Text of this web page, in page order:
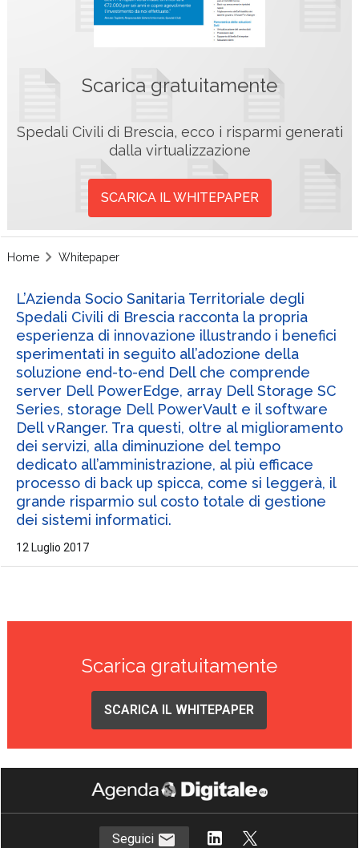
Scarica gratuitamente
Spedali Civili di Brescia, ecco i risparmi generati
dalla virtualizzazione
SCARICA IL WHITEPAPER
Home Whitepaper
L’Azienda Socio Sanitaria Territoriale degli
Spedali Civili di Brescia racconta la propria
esperienza di innovazione illustrando i benefici
sperimentati in seguito all’adozione della
soluzione end-to-end Dell che comprende
server Dell PowerEdge, array Dell Storage SC
Series, storage Dell PowerVault e il software
Dell vRanger. Tra questi, oltre al miglioramento
dei servizi, alla diminuzione del tempo
dedicato all’amministrazione, al più efficace
processo di back up spicca, come si leggerà, il
grande risparmio sul costo totale di gestione
dei sistemi informatici.
12 Luglio 2017
Scarica gratuitamente
SCARICA IL WHITEPAPER
Seguici